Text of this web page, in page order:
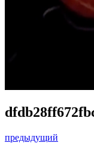
предыдущий